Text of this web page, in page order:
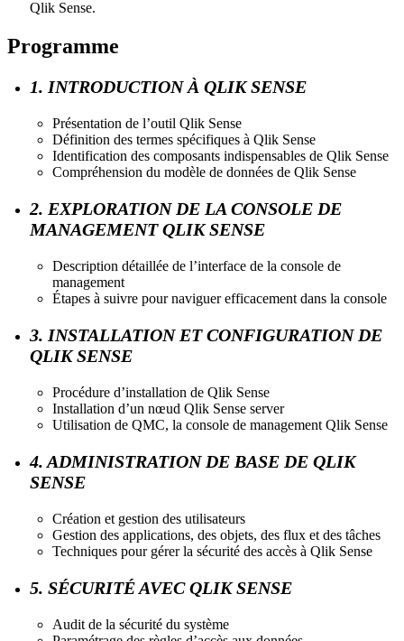
Qlik Sense.
Programme
1. INTRODUCTION À QLIK SENSE
Présentation de l’outil Qlik Sense
Définition des termes spécifiques à Qlik Sense
Identification des composants indispensables de Qlik Sense
Compréhension du modèle de données de Qlik Sense
2. EXPLORATION DE LA CONSOLE DE
MANAGEMENT QLIK SENSE
Description détaillée de l’interface de la console de
management
Étapes à suivre pour naviguer efficacement dans la console
3. INSTALLATION ET CONFIGURATION DE
QLIK SENSE
Procédure d’installation de Qlik Sense
Installation d’un nœud Qlik Sense server
Utilisation de QMC, la console de management Qlik Sense
4. ADMINISTRATION DE BASE DE QLIK
SENSE
Création et gestion des utilisateurs
Gestion des applications, des objets, des flux et des tâches
Techniques pour gérer la sécurité des accès à Qlik Sense
5. SÉCURITÉ AVEC QLIK SENSE
Audit de la sécurité du système